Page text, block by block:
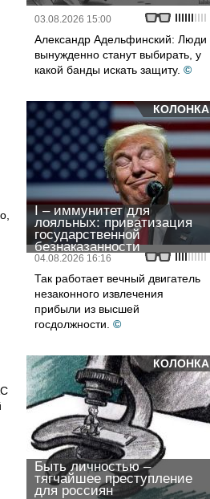
03.08.2026 15:00
Александр Адельфинский: Люди
вынужденно станут выбирать, у
какой банды искать защиту. ©
КОЛОНКА
I – иммунитет для
лояльных: приватизация
государственной
безнаказанности
04.08.2026 16:16
Так работает вечный двигатель
незаконного извлечения
прибыли из высшей
госдолжности. ©
КОЛОНКА
Быть личностью –
тягчайшее преступление
для россиян